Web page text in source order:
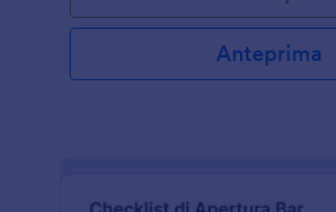
Anteprima